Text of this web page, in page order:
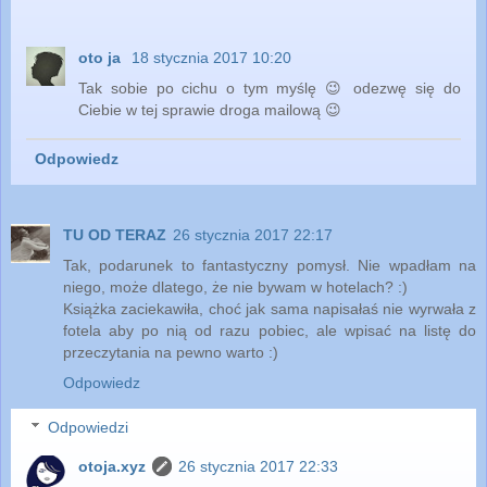
oto ja
18 stycznia 2017 10:20
Tak sobie po cichu o tym myślę 😉 odezwę się do
Ciebie w tej sprawie droga mailową 😉
Odpowiedz
TU OD TERAZ 26 stycznia 2017 22:17
Tak, podarunek to fantastyczny pomysł. Nie wpadłam na
niego, może dlatego, że nie bywam w hotelach? :)
Książka zaciekawiła, choć jak sama napisałaś nie wyrwała z
fotela aby po nią od razu pobiec, ale wpisać na listę do
przeczytania na pewno warto :)
Odpowiedz
Odpowiedzi
otoja.xyz
26 stycznia 2017 22:33